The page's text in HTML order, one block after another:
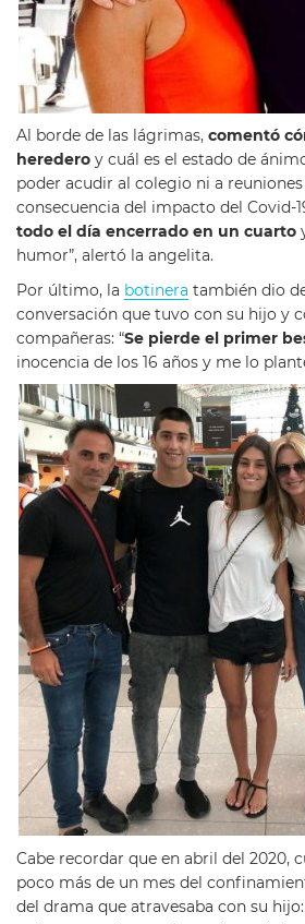
Al borde de las lágrimas, comentó
heredero y cuál es el estado de
poder acudir al colegio ni a
consecuencia del impacto del Covid-
todo el día encerrado en un cuarto
humor”, alertó la angelita.
Por último, la botinera también dio
conversación que tuvo con su hijo y
compañeras: “Se pierde el primer
inocencia de los 16 años y me lo
Cabe recordar que en abril del 2020,
poco más de un mes del
del drama que atravesaba con su